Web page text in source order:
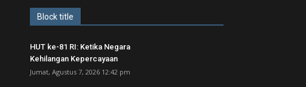
Block title
HUT ke-81 RI: Ketika Negara
Kehilangan Kepercayaan
Jumat, Agustus 7, 2026 12:42 pm